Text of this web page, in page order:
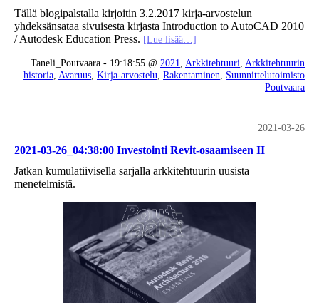
Tällä blogipalstalla kirjoitin 3.2.2017 kirja-arvostelun
yhdeksänsataa sivuisesta kirjasta Introduction to AutoCAD 2010
/ Autodesk Education Press. [Lue lisää…]
Taneli_Poutvaara - 19:18:55 @ 2021 Arkkitehtuuri Arkkitehtuurin
historia Avaruus Kirja-arvostelu Rakentaminen
Suunnittelutoimisto
Poutvaara
2021-03-26
2021-03-26_04:38:00 Investointi Revit-osaamiseen II
Jatkan kumulatiivisella sarjalla arkkitehtuurin uusista
menetelmistä.